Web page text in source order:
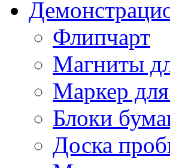
Флипчарт
Магниты
Маркер
Блоки
Доска